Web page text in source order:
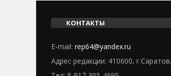
КОНТАКТЫ
E-mail: rep64@yandex.ru
Адрес редакции: 410600,